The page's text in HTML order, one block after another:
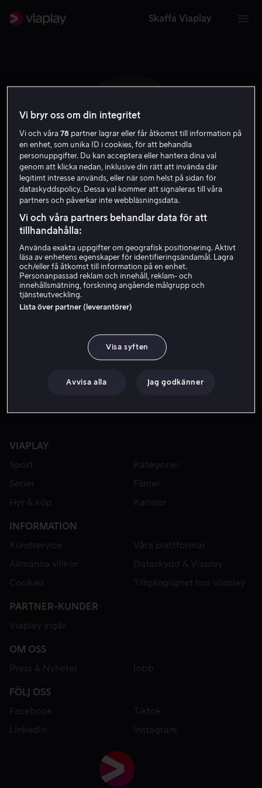
Skaffa Viaplay
B R
Baset Rezaei
VIAPLAY
Sport
Kategorier
Serier
Filmer
Hyr & köp
Kanaler
INFORMATION
Kundservice
Våra plattformar
Allmänna villkor
Dataskydd & Viaplay
Cookies
Tillgänglighet hos Viaplay
PARTNER-KUNDER
Viaplay ingår
OM OSS
Press & Nyheter
Jobb
FÖLJ OSS
Facebook
Tiktok
LinkedIn
Instagram
Vi bryr oss om din integritet
Vi och våra78 partner lagrar eller får åtkomst till information på
en enhet, som unika ID i cookies, för att behandla
personuppgifter. Du kan acceptera eller hantera dina val
genom att klicka nedan, inklusive din rätt att invända där
legitimt intresse används, eller när som helst på sidan för
dataskyddspolicy. Dessa val kommer att signaleras till våra
partners och påverkar inte webbläsningsdata.
Vi och våra partners behandlar data för att
tillhandahålla:
Använda exakta uppgifter om geografisk positionering. Aktivt
läsa av enhetens egenskaper för identifieringsändamål. Lagra
och/eller få åtkomst till information på en enhet.
Personanpassad reklam och innehåll, reklam- och
innehållsmätning, forskning angående målgrupp och
tjänsteutveckling.
Lista över partner (leverantörer)
Visa syften
Avvisa alla Jag godkänner